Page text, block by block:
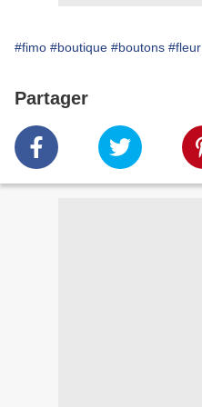
#fimo #boutique #boutons #fleur
Partager